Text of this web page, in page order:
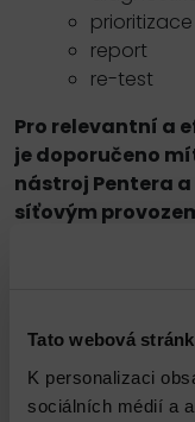
Tato webová
K personalizaci
sociálních médií a
report
re-test
Pro relevantní a
je doporučeno
nástroj Pentera
síťovým
Služba je
oblasti. Služba je
od 8 do 17 hod.
Služba je platná v